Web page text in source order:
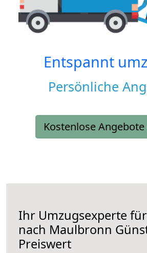
Entspannt
Persönliche
Kostenlose
Ihr Umzugsexperte
nach Maulbronn
Preiswert